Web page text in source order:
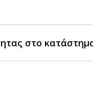
στο